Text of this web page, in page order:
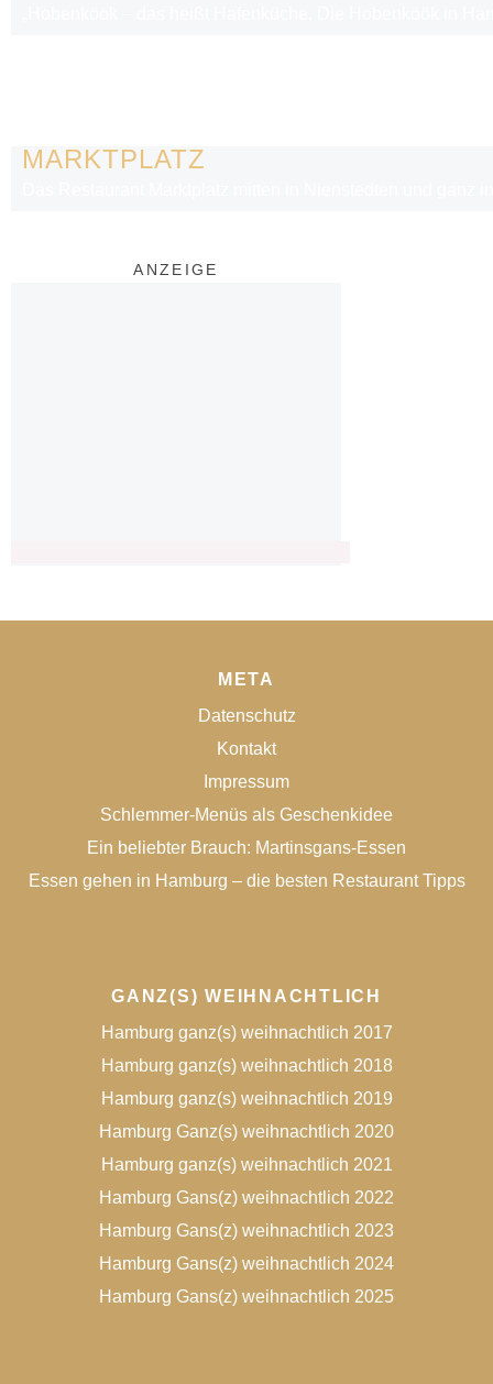
MARKTPLATZ
ANZEIGE
META
Datenschutz
Kontakt
Impressum
Schlemmer-Menüs als Geschenkidee
Ein beliebter Brauch: Martinsgans-Essen
Essen gehen in Hamburg – die besten Restaurant Tipps
GANZ(S) WEIHNACHTLICH
Hamburg ganz(s) weihnachtlich 2017
Hamburg ganz(s) weihnachtlich 2018
Hamburg ganz(s) weihnachtlich 2019
Hamburg Ganz(s) weihnachtlich 2020
Hamburg ganz(s) weihnachtlich 2021
Hamburg Gans(z) weihnachtlich 2022
Hamburg Gans(z) weihnachtlich 2023
Hamburg Gans(z) weihnachtlich 2024
Hamburg Gans(z) weihnachtlich 2025